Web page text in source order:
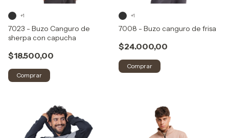
7023 - Buzo Canguro de
sherpa con capucha
$18.500,00
+1
Comprar
7008 - Buzo canguro de frisa
$24.000,00
+1
Comprar